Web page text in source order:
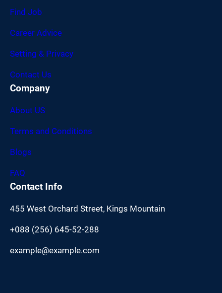
Find Job
Career Advice
Setting & Privacy
Contact Us
Company
About US
Terms and Conditions
Blogs
FAQ
Contact Info
455 West Orchard Street, Kings Mountain
+088 (256) 645-52-288
example@example.com